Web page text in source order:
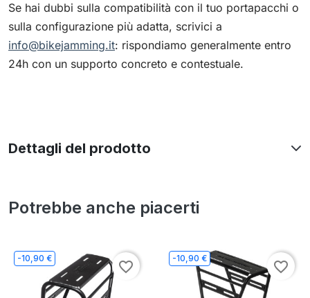
Se hai dubbi sulla compatibilità con il tuo portapacchi o
sulla configurazione più adatta, scrivici a
info@bikejamming.it: rispondiamo generalmente entro
24h con un supporto concreto e contestuale.
Dettagli del prodotto
Potrebbe anche piacerti
-10,90 €
favorite_border
-10,90 €
favorite_border